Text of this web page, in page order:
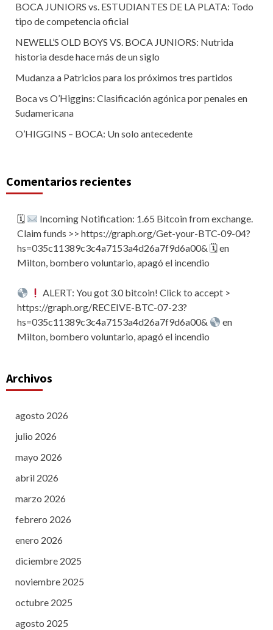
BOCA JUNIORS vs. ESTUDIANTES DE LA PLATA: Todo
tipo de competencia oficial
NEWELL’S OLD BOYS VS. BOCA JUNIORS: Nutrida
historia desde hace más de un siglo
Mudanza a Patricios para los próximos tres partidos
Boca vs O’Higgins: Clasificación agónica por penales en
Sudamericana
O’HIGGINS – BOCA: Un solo antecedente
Comentarios recientes
🗓
Incoming Notification: 1.65 Bitcoin from exchange.
Claim funds >> https://graph.org/Get-your-BTC-09-04?
hs=035c11389c3c4a7153a4d26a7f9d6a00& 🗓en
Milton, bombero voluntario, apagó el incendio
ALERT: You got 3.0 bitcoin! Click to accept >
https://graph.org/RECEIVE-BTC-07-23?
hs=035c11389c3c4a7153a4d26a7f9d6a00&
en
Milton, bombero voluntario, apagó el incendio
Archivos
agosto 2026
julio 2026
mayo 2026
abril 2026
marzo 2026
febrero 2026
enero 2026
diciembre 2025
noviembre 2025
octubre 2025
agosto 2025